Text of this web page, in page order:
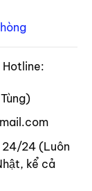
Hotline:
24/24 (Luôn
kể cả